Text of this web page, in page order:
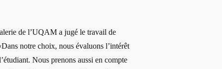
de l’UQAM a jugé le travail de
notre choix, nous évaluons l’intérêt
Nous prenons aussi en compte